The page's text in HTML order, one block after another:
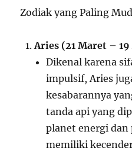
Zodiak yang Paling
Aries (21 Maret –
Dikenal karena
impulsif, Aries
kesabarannya
tanda api yang
planet energi
memiliki